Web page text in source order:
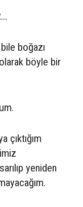
boğazı
böyle bir
çıktığım
yeniden